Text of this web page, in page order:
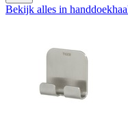
Bekijk alles in